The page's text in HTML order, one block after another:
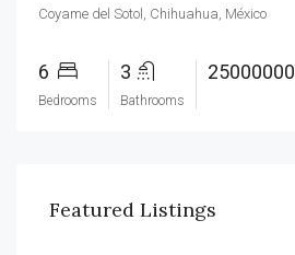
Coyame del Sotol, Chihuahua, México
6
Bedrooms
3
Bathrooms
25000000
Featured Listings